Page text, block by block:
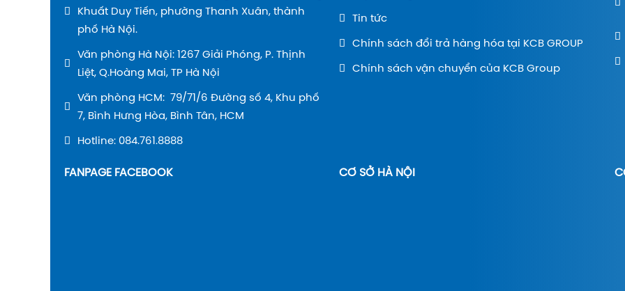
Khuất Duy Tiến, phường Thanh Xuân, thành
phố Hà Nội.
Văn phòng Hà Nội: 1267 Giải Phóng, P. Thịnh
Liệt, Q.Hoàng Mai, TP Hà Nội
Văn phòng HCM: 79/71/6 Đường số 4, Khu phố
7, Bình Hưng Hòa, Bình Tân, HCM
Hotline: 084.761.8888
Tin tức
Chính sách đổi trả hàng hóa tại KCB GROUP
Chính sách vận chuyển của KCB Group
FANPAGE FACEBOOK CƠ SỞ HÀ NỘI